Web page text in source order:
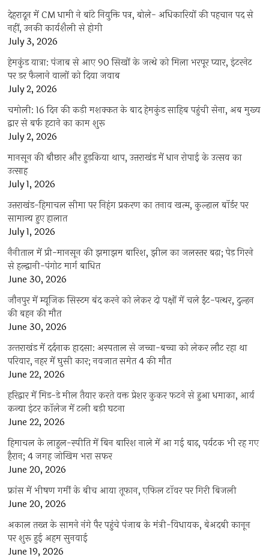
देहरादून में CM धामी ने बांटे नियुक्ति पत्र, बोले- अधिकारियों की पहचान पद से
नहीं, उनकी कार्यशैली से होगी
July 3, 2026
हेमकुंड यात्रा: पंजाब से आए 90 सिखों के जत्थे को मिला भरपूर प्यार, इंटरनेट
पर डर फैलाने वालों को दिया जवाब
July 2, 2026
चमोली: 16 दिन की कड़ी मशक्कत के बाद हेमकुंड साहिब पहुंची सेना, अब मुख्य
द्वार से बर्फ हटाने का काम शुरू
July 2, 2026
मानसून की बौछार और हुड़किया थाप, उत्तराखंड में धान रोपाई के उत्सव का
उत्साह
July 1, 2026
उत्तराखंड-हिमाचल सीमा पर निहंग प्रकरण का तनाव खत्म, कुल्हाल बॉर्डर पर
सामान्य हुए हालात
July 1, 2026
नैनीताल में प्री-मानसून की झमाझम बारिश, झील का जलस्तर बढ़ा; पेड़ गिरने
से हल्द्वानी-पंगोट मार्ग बाधित
June 30, 2026
जौनपुर में म्यूजिक सिस्टम बंद करने को लेकर दो पक्षों में चले ईंट-पत्थर, दुल्हन
की बहन की मौत
June 30, 2026
उत्‍तराखंड में दर्दनाक हादसा: अस्पताल से जच्चा-बच्चा को लेकर लौट रहा था
परिवार, नहर में घुसी कार; नवजात समेत 4 की मौत
June 22, 2026
हरिद्वार में मिड-डे मील तैयार करते वक्त प्रेशर कुकर फटने से हुआ धमाका, आर्य
कन्या इंटर कॉलेज में टली बड़ी घटना
June 22, 2026
हिमाचल के लाहुल-स्पीति में बिन बारिश नाले में आ गई बाढ़, पर्यटक भी रह गए
हैरान; 4 जगह जोखिम भरा सफर
June 20, 2026
फ्रांस में भीषण गर्मी के बीच आया तूफान, एफिल टॉवर पर गिरी बिजली
June 20, 2026
अकाल तख्त के सामने नंगे पैर पहुंचे पंजाब के मंत्री-विधायक, बेअदबी कानून
पर शुरू हुई अहम सुनवाई
June 19, 2026